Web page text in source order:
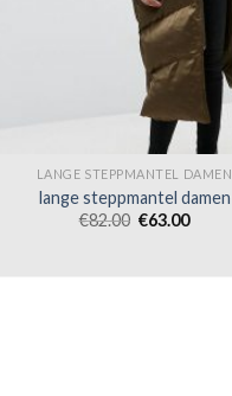
LANGE STEPPMANTEL DAMEN
lange steppmantel damen
€82.00 €63.00